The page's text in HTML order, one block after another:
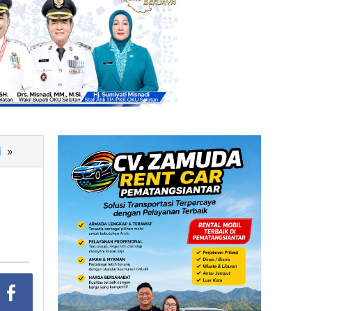
»
20200824-